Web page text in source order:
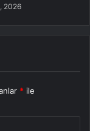
2026
* ile